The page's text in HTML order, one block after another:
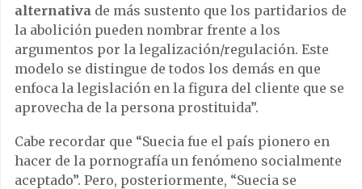
alternativa de más sustento que los partidarios de
la abolición pueden nombrar frente a los
argumentos por la legalización/regulación. Este
modelo se distingue de todos los demás en que
enfoca la legislación en la figura del cliente que se
aprovecha de la persona prostituida”.
Cabe recordar que “Suecia fue el país pionero en
hacer de la pornografía un fenómeno socialmente
aceptado”. Pero, posteriormente, “Suecia se